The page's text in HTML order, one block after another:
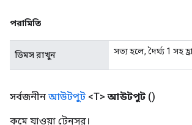
পরামিতি
ডিমস রাখুন সত্য হলে, দৈর্ঘ্য 1 সহ
সর্বজনীন আউটপুট <T> আউটপুট ()
কমে যাওয়া টেনসর।